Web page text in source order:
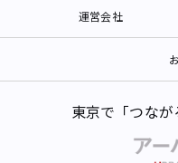
運営会社
東京で「つな